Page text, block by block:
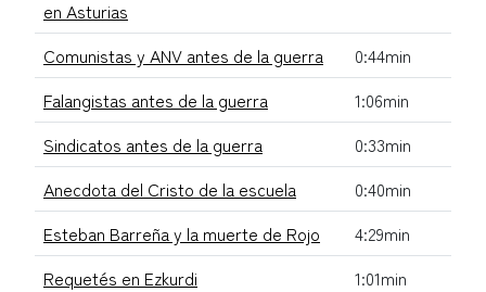
en Asturias
Comunistas y ANV antes de la guerra
0:44min
Falangistas antes de la guerra
1:06min
Sindicatos antes de la guerra
0:33min
Anecdota del Cristo de la escuela
0:40min
Esteban Barreña y la muerte de Rojo
4:29min
Requetés en Ezkurdi
1:01min